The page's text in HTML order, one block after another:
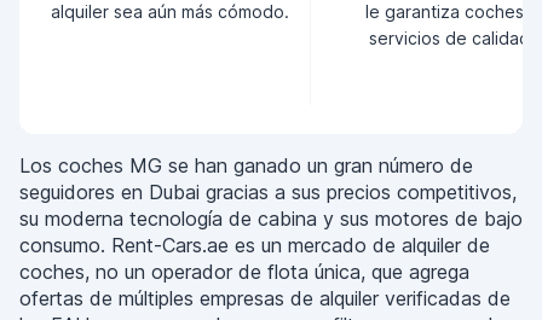
alquiler sea aún más cómodo.
le garantiza coches y
servicios de calidad.
Los coches MG se han ganado un gran número de
seguidores en Dubai gracias a sus precios competitivos,
su moderna tecnología de cabina y sus motores de bajo
consumo. Rent-Cars.ae es un mercado de alquiler de
coches, no un operador de flota única, que agrega
ofertas de múltiples empresas de alquiler verificadas de